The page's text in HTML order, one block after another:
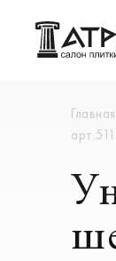
Главная